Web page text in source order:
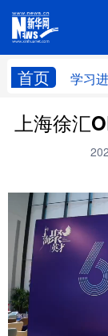
首页 学习
首页
旅游
房产
信息
上海徐汇